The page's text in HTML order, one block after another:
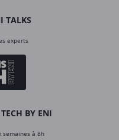
TALKS
experts
BY ENI
semaines à 8h